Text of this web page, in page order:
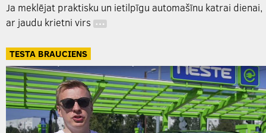
Ja meklējat praktisku un ietilpīgu automašīnu katrai dienai,
ar jaudu krietni virs …
TESTA BRAUCIENS